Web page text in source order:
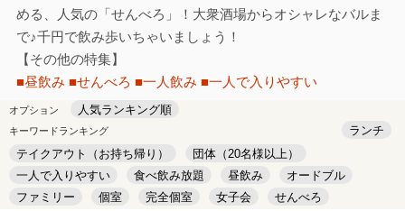
める、人気の「せんべろ」！大衆酒場からオシャレなバルま
で♪千円で飲み歩いちゃいましょう！
【その他の特集】
■昼飲み ■せんべろ ■一人飲み ■一人で入りやすい
オプション 人気ランキング順
キーワードランキング
ランチ
テイクアウト（お持ち帰り）
団体（20名様以上）
一人で入りやすい
食べ飲み放題 昼飲み
オードブル
ファミリー
個室 完全個室 女子会
せんべろ